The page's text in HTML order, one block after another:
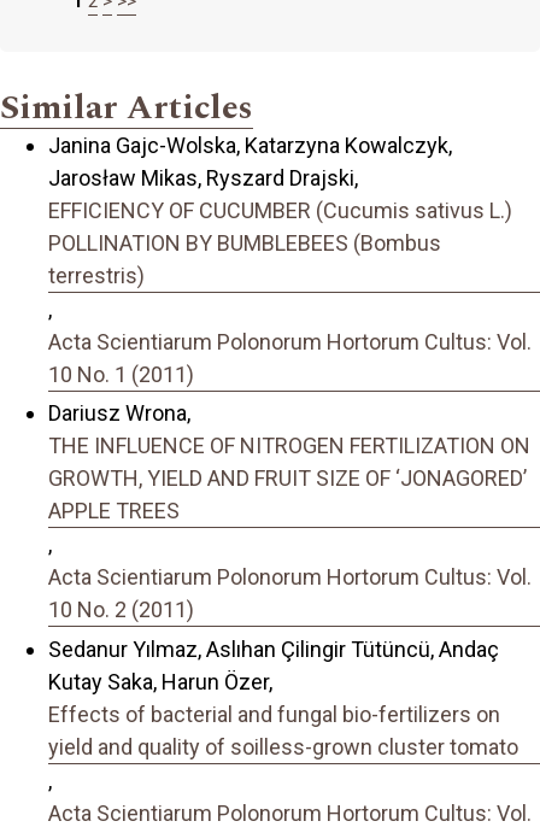
Similar Articles
Janina Gajc-Wolska, Katarzyna Kowalczyk,
Jarosław Mikas, Ryszard Drajski,
EFFICIENCY OF CUCUMBER (Cucumis sativus L.)
POLLINATION BY BUMBLEBEES (Bombus
terrestris)
,
Acta Scientiarum Polonorum Hortorum Cultus: Vol.
10 No. 1 (2011)
Dariusz Wrona,
THE INFLUENCE OF NITROGEN FERTILIZATION ON
GROWTH, YIELD AND FRUIT SIZE OF ‘JONAGORED’
APPLE TREES
,
Acta Scientiarum Polonorum Hortorum Cultus: Vol.
10 No. 2 (2011)
Sedanur Yılmaz, Aslıhan Çilingir Tütüncü, Andaç
Kutay Saka, Harun Özer,
Effects of bacterial and fungal bio-fertilizers on
yield and quality of soilless-grown cluster tomato
,
Acta Scientiarum Polonorum Hortorum Cultus: Vol.